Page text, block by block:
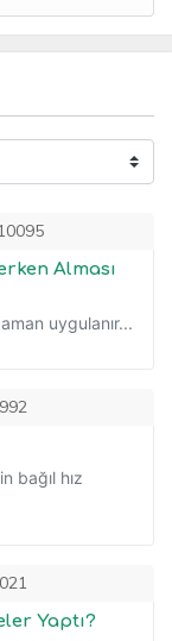
Alması
uygulanır...
bağıl hız
Yaptı?